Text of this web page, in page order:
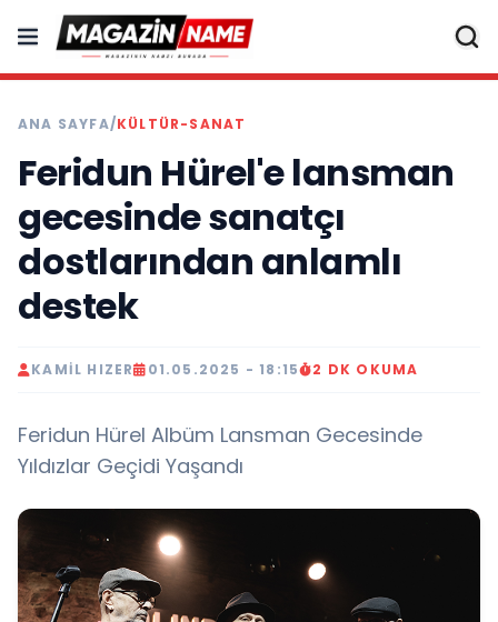
ANA SAYFA/KÜLTÜR-SANAT
Feridun Hürel'e lansman
gecesinde sanatçı
dostlarından anlamlı
destek
KAMIL HIZER 01.05.2025 - 18:15 2 DK OKUMA
Feridun Hürel Albüm Lansman Gecesinde
Yıldızlar Geçidi Yaşandı